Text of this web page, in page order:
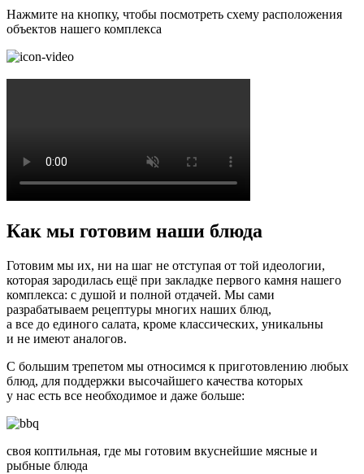
Нажмите на кнопку, чтобы посмотреть схему расположения
объектов нашего комплекса
Как мы готовим наши блюда
Готовим мы их, ни на шаг не отступая от той идеологии,
которая зародилась ещё при закладке первого камня нашего
комплекса: с душой и полной отдачей. Мы сами
разрабатываем рецептуры многих наших блюд,
а все до единого салата, кроме классических, уникальны
и не имеют аналогов.
С большим трепетом мы относимся к приготовлению любых
блюд, для поддержки высочайшего качества которых
у нас есть все необходимое и даже больше:
своя коптильная, где мы готовим вкуснейшие мясные и
рыбные блюда